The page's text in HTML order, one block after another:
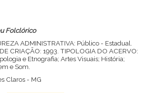
Folclórico
ADMINISTRATIVA: Público - Estadual.
CRIAÇÃO: 1993. TIPOLOGIA DO ACERVO:
e Etnografia; Artes Visuais; História;
e Som.
Claros - MG